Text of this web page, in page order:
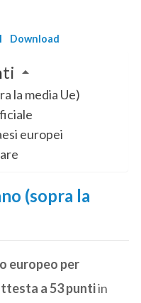
Download
la media Ue)
europei
(sopra la
europeo per
a 53 puntiin